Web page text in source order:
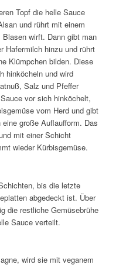
Topf die helle Sauce
und rührt mit einem
wirft. Dann gibt man
Hafermilch hinzu und rührt
Klümpchen bilden. Diese
hinköcheln und wird
Salz und Pfeffer
vor sich hinköchelt,
vom Herd und gibt
große Auflaufform. Das
mit einer Schicht
wieder Kürbisgemüse.
bis die letzte
abgedeckt ist. Über
die restliche Gemüsebrühe
Sauce verteilt.
wird sie mit veganem